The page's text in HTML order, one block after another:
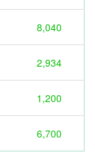
8,040
2,934
1,200
6,700